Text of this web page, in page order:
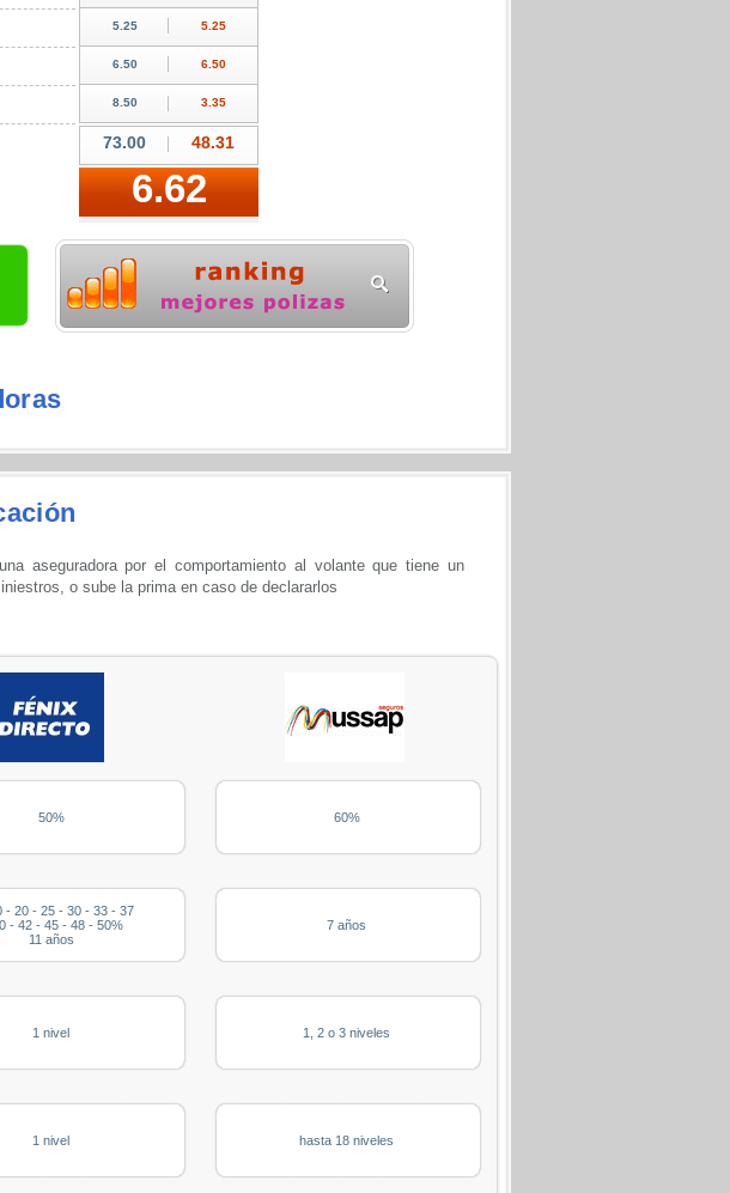
aseguradora por el comportamiento al volante que tiene un
o sube la prima en caso de declararlos
50% 60%
- 20 - 25 - 30 - 33 - 37
- 42 - 45 - 48 - 50%
11 años
7 años
1 nivel 1, 2 o 3 niveles
1 nivel hasta 18 niveles